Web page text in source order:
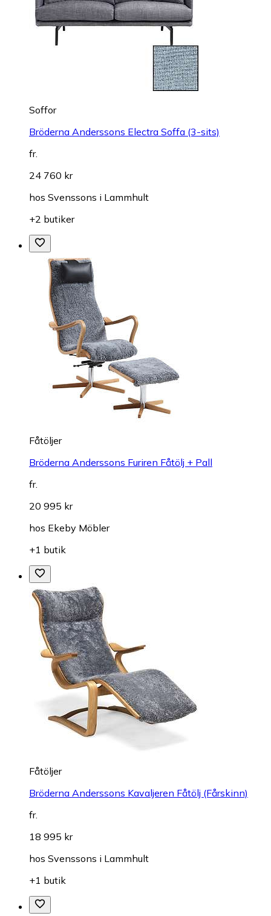
Soffor
Bröderna Anderssons Electra Soffa (3-sits)
fr.
24 760 kr
hos Svenssons i Lammhult
+2 butiker
Fåtöljer
Bröderna Anderssons Furiren Fåtölj + Pall
fr.
20 995 kr
hos Ekeby Möbler
+1 butik
Fåtöljer
Bröderna Anderssons Kavaljeren Fåtölj (Fårskinn)
fr.
18 995 kr
hos Svenssons i Lammhult
+1 butik